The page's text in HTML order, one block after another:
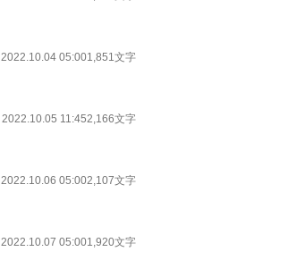
2022.10.04 05:001,851文字
2022.10.05 11:452,166文字
2022.10.06 05:002,107文字
2022.10.07 05:001,920文字